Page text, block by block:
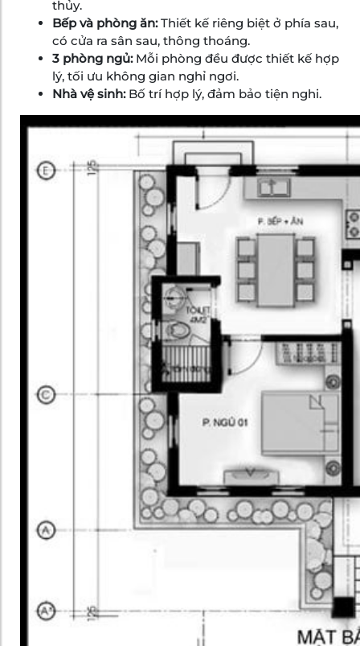
thủy.
Bếp và phòng ăn:Thiết kế riêng biệt ở phía sau,
có cửa ra sân sau, thông thoáng.
3 phòng ngủ:Mỗi phòng đều được thiết kế hợp
lý, tối ưu không gian nghỉ ngơi.
Nhà vệ sinh:Bố trí hợp lý, đảm bảo tiện nghi.